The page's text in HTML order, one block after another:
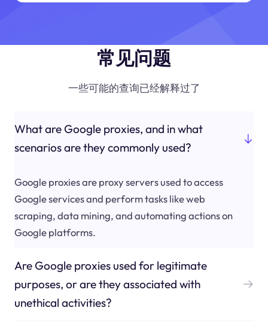
常见问题
一些可能的查询已经解释过了
What are Google proxies, and in what
scenarios are they commonly used?
Google proxies are proxy servers used to access
Google services and perform tasks like web
scraping, data mining, and automating actions on
Google platforms.
Are Google proxies used for legitimate
purposes, or are they associated with
unethical activities?